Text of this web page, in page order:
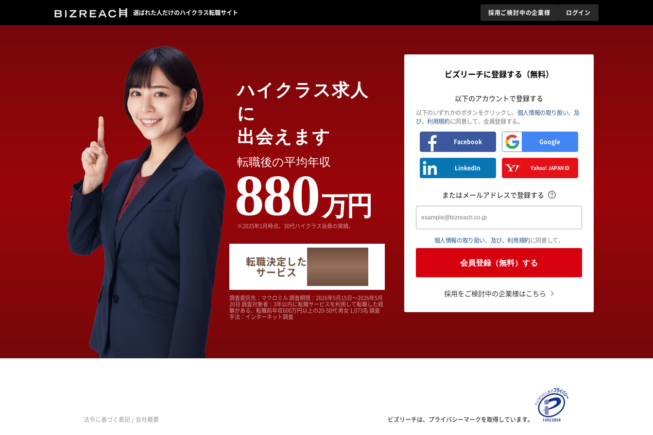
選ばれた人だけのハイクラス転職サイト 採用ご検討中の企業様 ログイン
ハイクラス求人
に
出会えます
転職後の平均年収
880万円
※2025年1月時点。30代ハイクラス会員の実績。
転職決定した
サービス No.1
調査委託先：マクロミル 調査期間：2026年5月15日～2026年5月
20日 調査対象者：3年以内に転職サービスを利用して転職した経
験がある、転職前年収600万円以上の20-50代 男女 1,073名 調査
手法：インターネット調査
ビズリーチに登録する（無料）
以下のアカウントで登録する
以下のいずれかのボタンをクリックし、 個人情報の取り扱い、及
び、利用規約に同意して、会員登録する。
Facebook Google
LinkedIn Yahoo! JAPAN ID
またはメールアドレスで登録する
個人情報の取り扱い、及び、利用規約に同意して、
会員登録（無料）する
採用をご検討中の企業様はこちら
法令に基づく表記 /会社概要 ビズリーチは、プライバシーマークを取得しています。